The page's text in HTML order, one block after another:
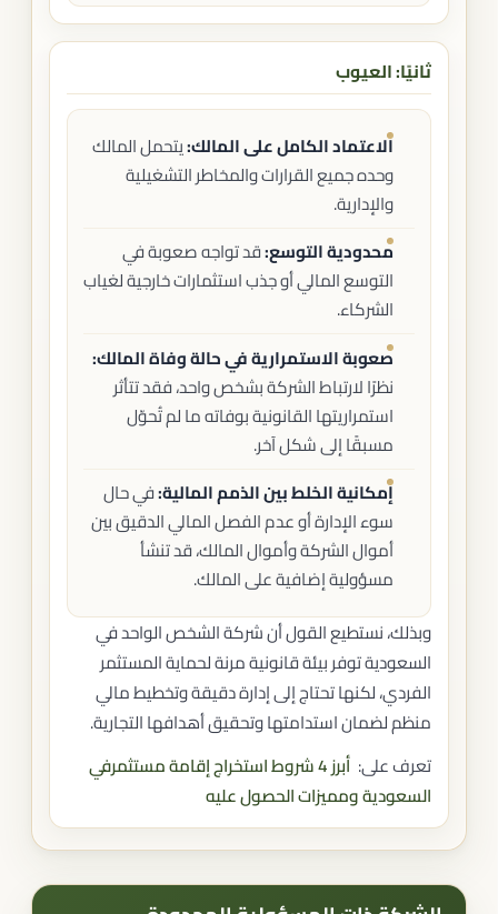
ثانيًا: العيوب
الاعتماد الكامل على المالك:يتحمل المالك
وحده جميع القرارات والمخاطر التشغيلية
والإدارية.
محدودية التوسع:قد تواجه صعوبة في
التوسع المالي أو جذب استثمارات خارجية لغياب
الشركاء.
صعوبة الاستمرارية في حالة وفاة المالك:
نظرًا لارتباط الشركة بشخص واحد، فقد تتأثر
استمراريتها القانونية بوفاته ما لم تُحوّل
مسبقًا إلى شكل آخر.
إمكانية الخلط بين الذمم المالية:في حال
سوء الإدارة أو عدم الفصل المالي الدقيق بين
أموال الشركة وأموال المالك، قد تنشأ
مسؤولية إضافية على المالك.
وبذلك، نستطيع القول أن شركة الشخص الواحد في
السعودية توفر بيئة قانونية مرنة لحماية المستثمر
الفردي، لكنها تحتاج إلى إدارة دقيقة وتخطيط مالي
منظم لضمان استدامتها وتحقيق أهدافها التجارية.
تعرف على: أبرز 4 شروط استخراج إقامة مستثمر
في
السعودية ومميزات الحصول عليه